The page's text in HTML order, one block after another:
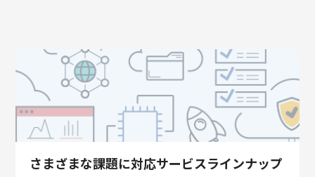
さまざまな課題に対応サービスラインナップ